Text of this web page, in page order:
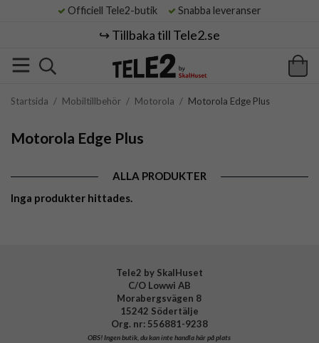
Officiell Tele2-butik Snabba leveranser
↪️ Tillbaka till Tele2.se
Startsida / Mobiltillbehör / Motorola / Motorola Edge Plus
Motorola Edge Plus
ALLA PRODUKTER
Inga produkter hittades.
Tele2 by SkalHuset
C/O Lowwi AB
Morabergsvägen 8
15242 Södertälje
Org. nr: 556881-9238
OBS!Ingen butik, du kan inte handla här på plats